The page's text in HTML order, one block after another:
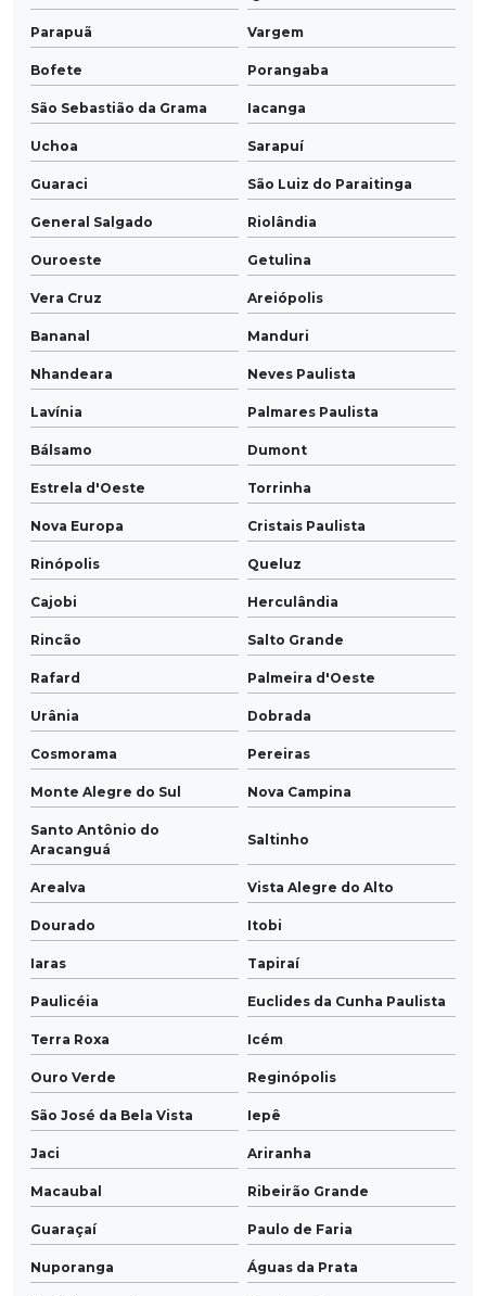
Parapuã Vargem
Bofete Porangaba
São Sebastião da Grama Iacanga
Uchoa Sarapuí
Guaraci São Luiz do Paraitinga
General Salgado Riolândia
Ouroeste Getulina
Vera Cruz Areiópolis
Bananal Manduri
Nhandeara Neves Paulista
Lavínia Palmares Paulista
Bálsamo Dumont
Estrela d'Oeste Torrinha
Nova Europa Cristais Paulista
Rinópolis Queluz
Cajobi Herculândia
Rincão Salto Grande
Rafard Palmeira d'Oeste
Urânia Dobrada
Cosmorama Pereiras
Monte Alegre do Sul Nova Campina
Santo Antônio do
Aracanguá
Saltinho
Arealva Vista Alegre do Alto
Dourado Itobi
Iaras Tapiraí
Paulicéia Euclides da Cunha Paulista
Terra Roxa Icém
Ouro Verde Reginópolis
São José da Bela Vista Iepê
Jaci Ariranha
Macaubal Ribeirão Grande
Guaraçaí Paulo de Faria
Nuporanga Águas da Prata